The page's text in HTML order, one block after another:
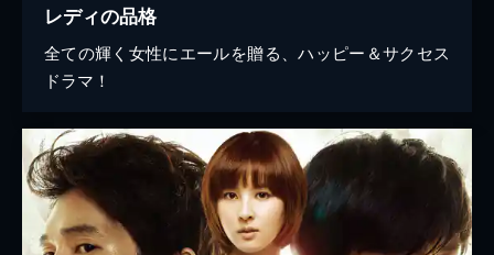
レディの品格
全ての輝く女性にエールを贈る、ハッピー＆サクセス
ドラマ！